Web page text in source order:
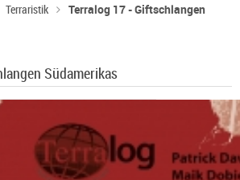
Terraristik
Terralog 17 - Giftschlangen
Südamerikas